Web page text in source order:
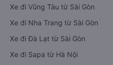
Xe đi Vũng Tàu từ Sài Gòn
Xe đi Nha Trang từ Sài Gòn
Xe đi Đà Lạt từ Sài Gòn
Xe đi Sapa từ Hà Nội